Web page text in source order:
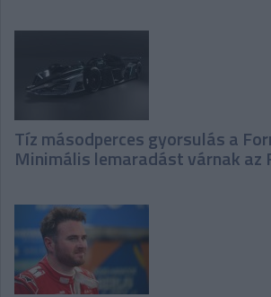
Tíz másodperces gyorsulás a
Minimális lemaradást várnak az